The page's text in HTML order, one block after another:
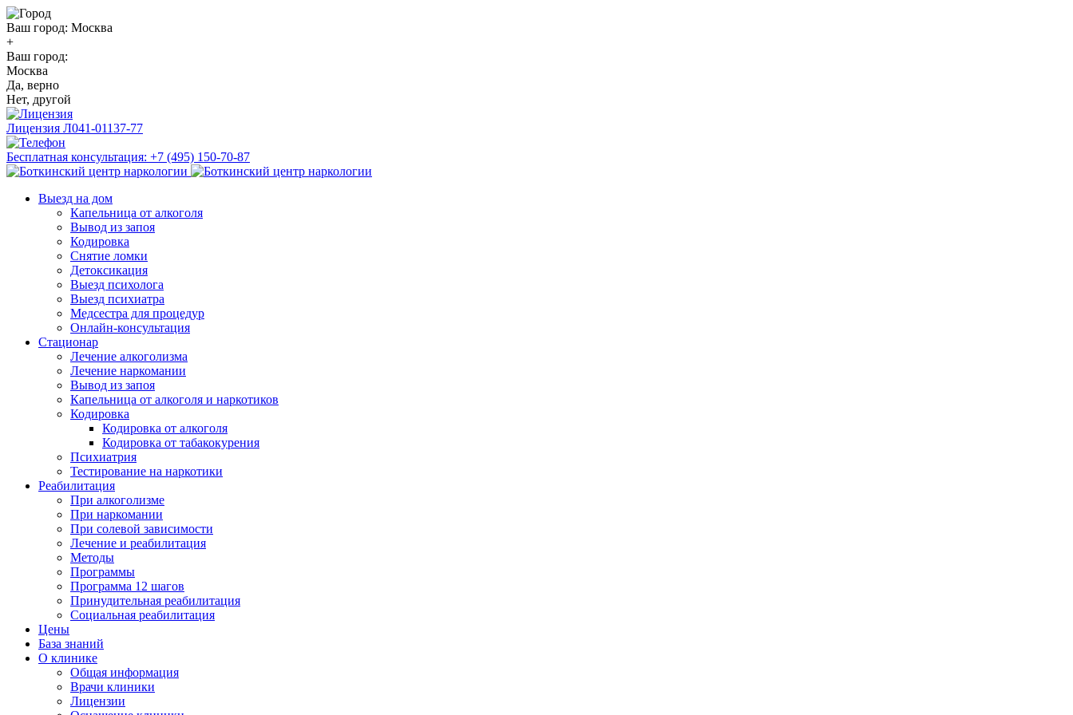
Ваш город: Москва
+
Ваш город:
Москва
Да, верно
Нет, другой
Лицензия Л041-01137-77
Бесплатная консультация: +7 (495) 150-70-87
Выезд на дом
Капельница от алкоголя
Вывод из запоя
Кодировка
Снятие ломки
Детоксикация
Выезд психолога
Выезд психиатра
Медсестра для процедур
Онлайн-консультация
Стационар
Лечение алкоголизма
Лечение наркомании
Вывод из запоя
Капельница от алкоголя и наркотиков
Кодировка
Кодировка от алкоголя
Кодировка от табакокурения
Психиатрия
Тестирование на наркотики
Реабилитация
При алкоголизме
При наркомании
При солевой зависимости
Лечение и реабилитация
Методы
Программы
Программа 12 шагов
Принудительная реабилитация
Социальная реабилитация
Цены
База знаний
О клинике
Общая информация
Врачи клиники
Лицензии